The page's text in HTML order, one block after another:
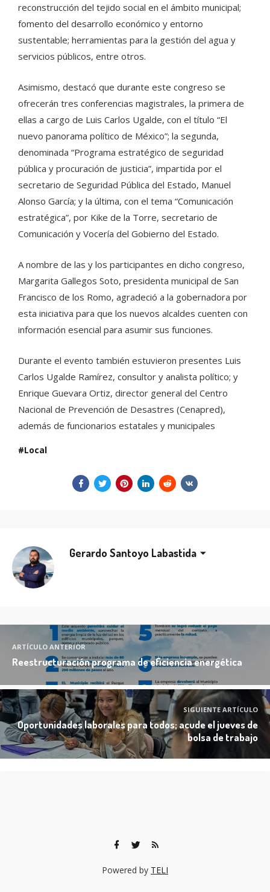
reconstrucción del tejido social en el ámbito municipal;
fomento del desarrollo económico y entorno
sustentable; herramientas para la gestión del agua y
servicios públicos, entre otros.
Asimismo, destacó que durante este congreso se
ofrecerán tres conferencias magistrales, la primera de
ellas a cargo de Luis Carlos Ugalde, con el título “El
nuevo panorama político de México”; la segunda,
denominada “Programa estratégico de seguridad
pública y procuración de justicia”, impartida por el
secretario de Seguridad Pública del Estado, Manuel
Alonso García; y la última, con el tema “Comunicación
estratégica”, por Kike de la Torre, secretario de
Comunicación y Vocería del Gobierno del Estado.
A nombre de las y los participantes en dicho congreso,
Margarita Gallegos Soto, presidenta municipal de San
Francisco de los Romo, agradeció a la gobernadora por
esta iniciativa para que los nuevos alcaldes cuenten con
información esencial para asumir sus funciones.
Durante el evento también estuvieron presentes Luis
Carlos Ugalde Ramírez, consultor y analista político; y
Enrique Guevara Ortiz, director general del Centro
Nacional de Prevención de Desastres (Cenapred),
además de funcionarios estatales y municipales
Local
Gerardo Santoyo Labastida
ARTÍCULO ANTERIOR
Reestructuración programa de eficiencia energética
SIGUIENTE ARTÍCULO
Oportunidades laborales para todos; acude el jueves de
bolsa de trabajo
Powered by TELI